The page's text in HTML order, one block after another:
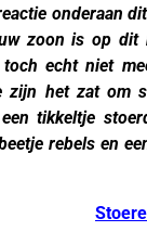
onderaan
zoon is op dit
echt niet
zijn het zat om
tikkeltje
rebels en